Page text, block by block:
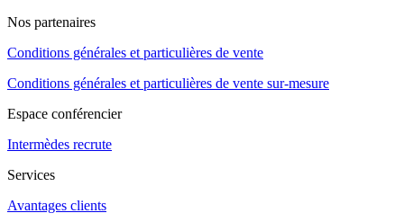
Nos partenaires
Conditions générales et particulières de vente
Conditions générales et particulières de vente sur-mesure
Espace conférencier
Intermèdes recrute
Services
Avantages clients